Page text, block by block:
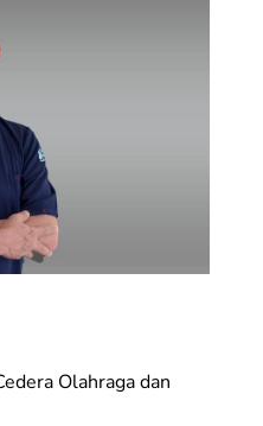
Olahraga dan